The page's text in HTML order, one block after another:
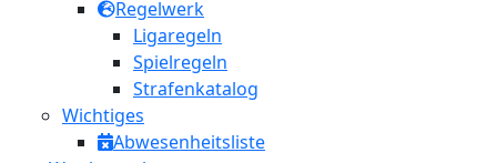
Regelwerk
Ligaregeln
Spielregeln
Strafenkatalog
Wichtiges
Abwesenheitsliste